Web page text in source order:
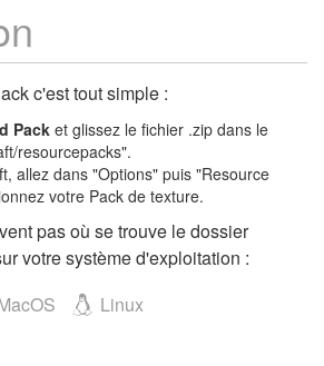
c'est tout simple :
Pack et glissez le fichier .zip dans le
resourcepacks".
allez dans "Options" puis "Resource
votre Pack de texture.
pas où se trouve le dossier
votre système d'exploitation :
Linux